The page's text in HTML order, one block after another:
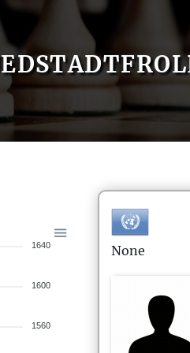
1640
1600
1560
None